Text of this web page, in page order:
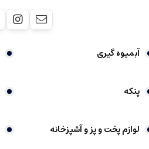
آبمیوه گیری
پنکه
لوازم پخت و پز و آشپزخانه